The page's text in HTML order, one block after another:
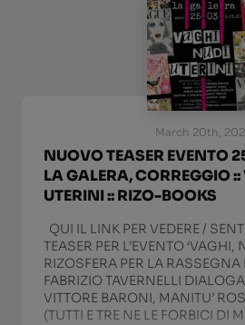
March 20th,
NUOVO TEASER EVENTO
LA GALERA, CORREGGIO
UTERINI :: RIZO-BOOKS
QUI IL LINK PER VEDERE /
TEASER PER L’EVENTO ‘VAGHI,
RIZOSFERA PER LA
FABRIZIO TAVERNELLI
VITTORE BARONI, MANITU’
(TUTTI E TRE NE LE FORBICI DI